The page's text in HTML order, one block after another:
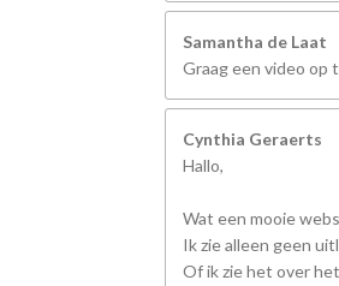
Samantha de Laat
Graag een video op
Cynthia Geraerts
Hallo,
Wat een mooie
Ik zie alleen geen
Of ik zie het over